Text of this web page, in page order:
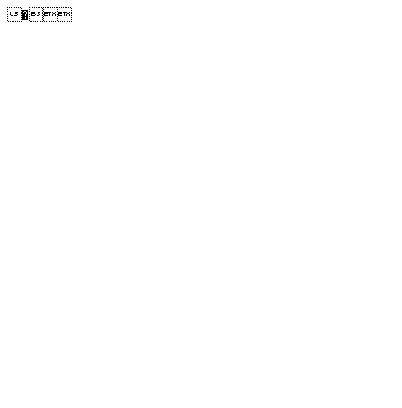
�